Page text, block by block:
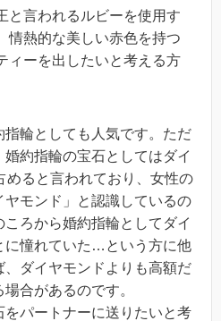
と言われるルビーを使用す
情熱的な美しい赤色を持つ
ィーを出したいと考える方
指輪としても人気です。ただ
約指輪の宝石としてはダイ
めると言われており、女性の
モンド」と認識しているの
ろから婚約指輪としてダイ
に憧れていた…という方に他
ダイヤモンドよりも高額だ
合があるのです。
をパートナーに送りたいと考